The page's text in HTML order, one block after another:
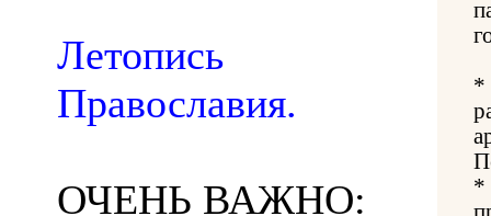
Летопись
Православия.
ОЧЕНЬ ВАЖНО:
*
*